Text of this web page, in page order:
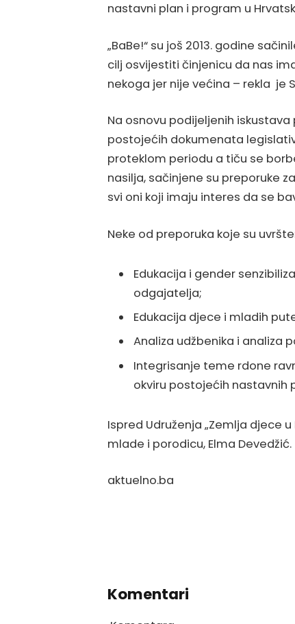
nastavni plan i program u
„BaBe!“ su još 2013. godine
cilj osvijestiti činjenicu da nas
nekoga jer nije većina – rekla je
Na osnovu podijeljenih
postojećih dokumenata
proteklom periodu a tiču se
nasilja, sačinjene su preporuke
svi oni koji imaju interes da se
Neke od preporuka koje su
Edukacija i gender
odgajatelja;
Edukacija djece i mladih
Analiza udžbenika i analiza
Integrisanje teme rdone
okviru postojećih nastavnih
Ispred Udruženja „Zemlja djece
mlade i porodicu, Elma Devedžić.
aktuelno.ba
Komentari